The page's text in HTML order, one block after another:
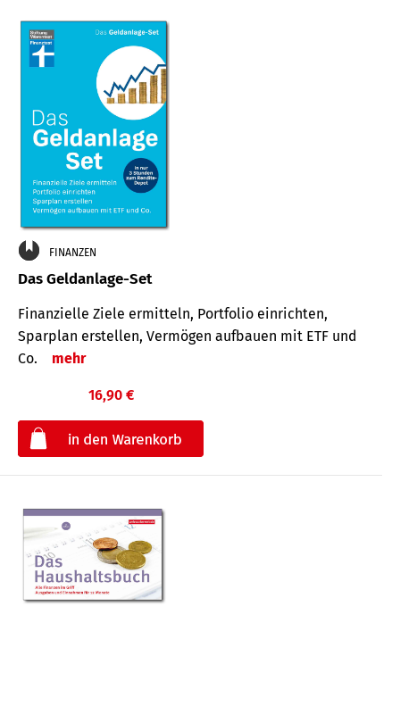
FINANZEN
Das Geldanlage-Set
Finanzielle Ziele ermitteln, Portfolio einrichten,
Sparplan erstellen, Vermögen aufbauen mit ETF und
Co.
mehr
16,90 €